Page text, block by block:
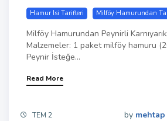
Hamur Isi Tarifleri Milföy Hamurundan
Milföy Hamurundan Peynirli
Malzemeler: 1 paket milföy hamuru
Peynir İsteğe...
Read More
TEM 2 by